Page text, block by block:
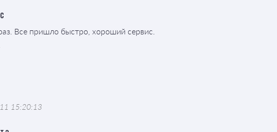
Все пришло быстро, хороший сервис.
15:20:13